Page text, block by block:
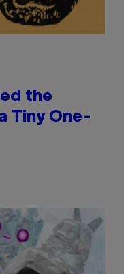
the
Tiny One-